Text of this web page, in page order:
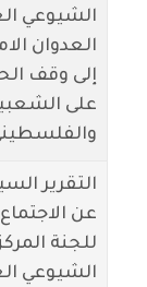
الشيوعي
العدوان
إلى وقف
على
التقرير
عن
للجنة